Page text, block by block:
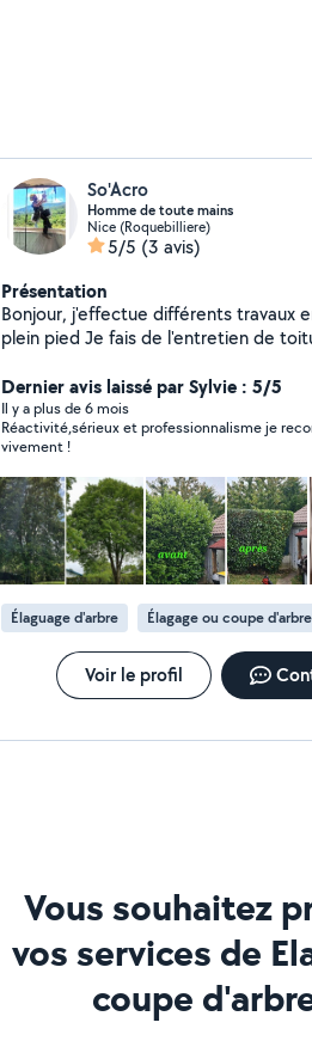
So'Acro
Homme de toute mains
Nice (Roquebilliere)
5/5 (3 avis)
Présentation
Bonjour, j'effectue différents travaux
plein pied Je fais de l'entretien de
descente d'eau pluviale, entretien ou
goulotte en toiture ,tout travaux
hauteur variés ... purges de
tomber, problèmes d'infiltration,
peinture Mais aussi des travaux de
intérieur ou extérieur, carrelage
problème d'infiltration, peinture d'intérieur, carrelage,
cloisons, plaquo , et petit service
meubles en kit ou petit bricolage
Dernier avis laissé par Sylvie : 5/5
Il y a plus de 6 mois
Réactivité,sérieux et professionnalisme je
vivement !
Élaguage d'arbre Élagage ou coupe d'arbre
Voir le profil
Vous souhaitez
vos services de
coupe